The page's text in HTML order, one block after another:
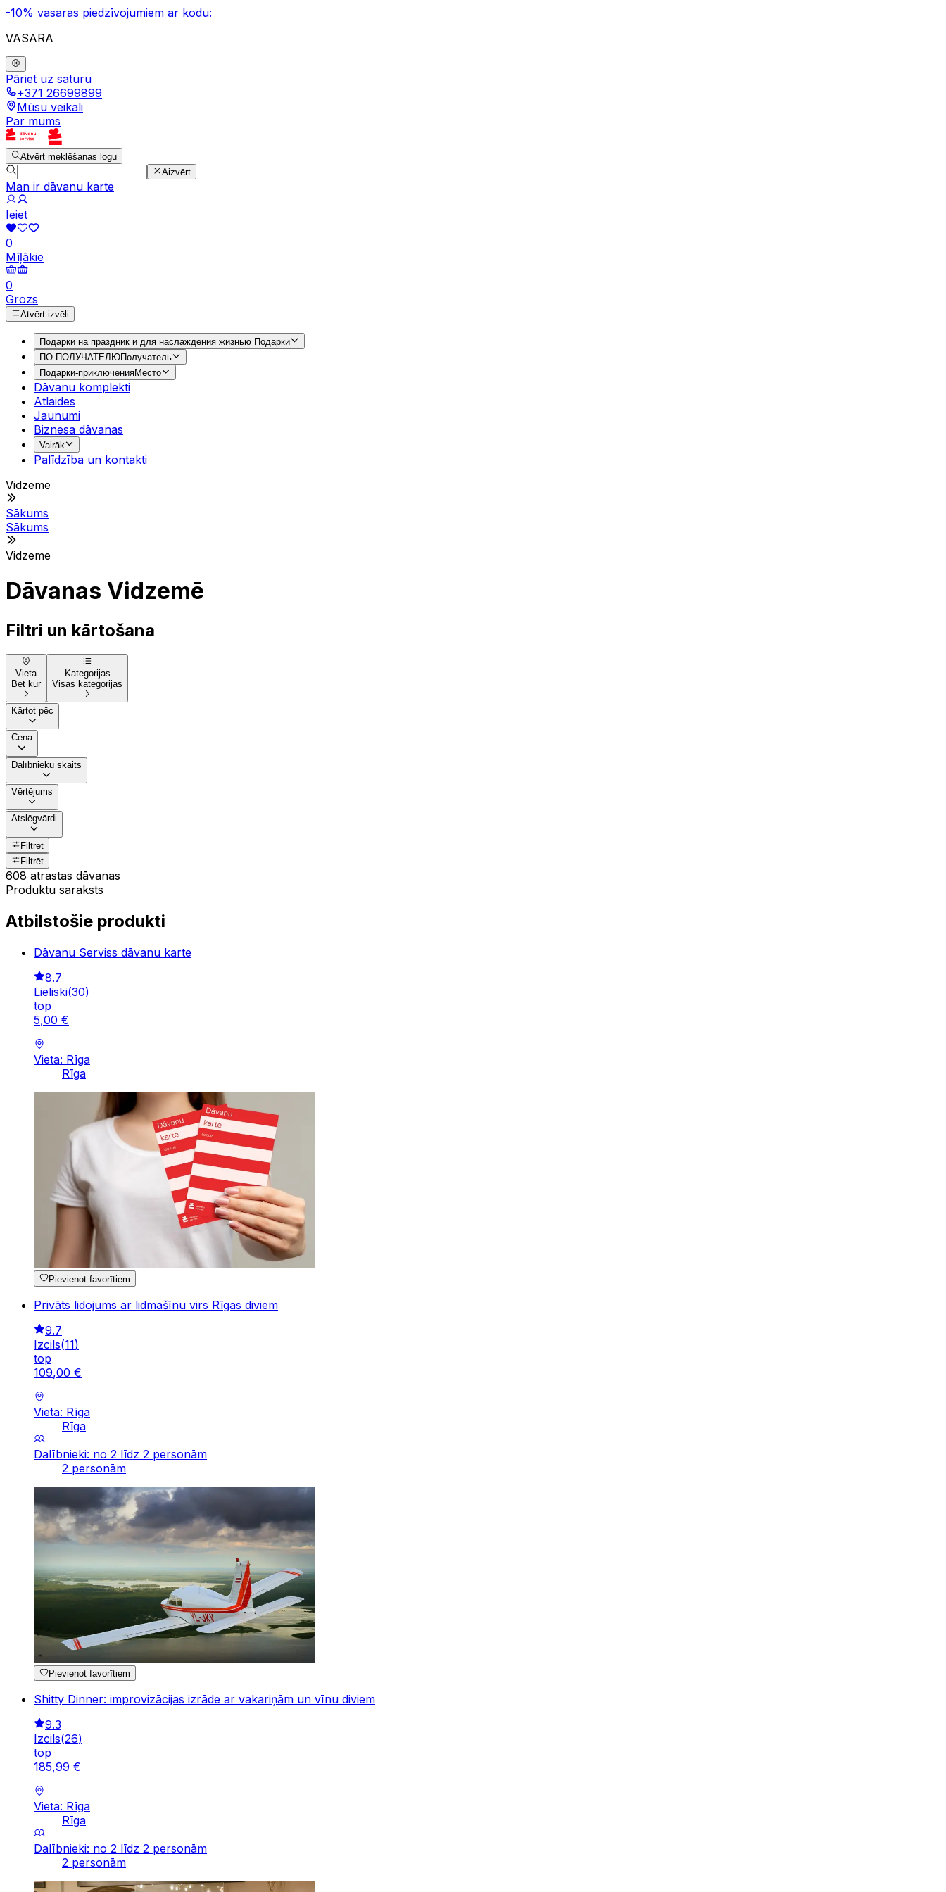
-10% vasaras piedzīvojumiem ar kodu:
VASARA
Pāriet uz saturu
+371 26699899
Mūsu veikali
Par mums
Atvērt meklēšanas logu
Aizvērt
Man ir dāvanu karte
Ieiet
0
Mīļākie
0
Grozs
Atvērt izvēli
Подарки на праздник и для наслаждения жизнью Подарки
ПО ПОЛУЧАТЕЛЮПолучатель
Подарки-приключенияМесто
Dāvanu komplekti
Atlaides
Jaunumi
Biznesa dāvanas
Vairāk
Palīdzība un kontakti
Vidzeme
Sākums
Sākums
Vidzeme
Dāvanas Vidzemē
Filtri un kārtošana
Vieta
Bet kur
Kategorijas
Visas kategorijas
Kārtot pēc
Cena
Dalībnieku skaits
Vērtējums
Atslēgvārdi
Filtrēt
Filtrēt
608 atrastas dāvanas
Produktu saraksts
Atbilstošie produkti
Dāvanu Serviss dāvanu karte
8.7
Lieliski(30)
top
5,00 €
Vieta: Rīga
Rīga
Pievienot favorītiem
Privāts lidojums ar lidmašīnu virs Rīgas diviem
9.7
Izcils(11)
top
109,00 €
Vieta: Rīga
Rīga
Dalībnieki: no 2 līdz 2 personām
2 personām
Pievienot favorītiem
Shitty Dinner: improvizācijas izrāde ar vakariņām un vīnu diviem
9.3
Izcils(26)
top
185,99 €
Vieta: Rīga
Rīga
Dalībnieki: no 2 līdz 2 personām
2 personām